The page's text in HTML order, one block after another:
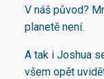
V náš původ?
planetě není.
A tak i Joshua
všem opět